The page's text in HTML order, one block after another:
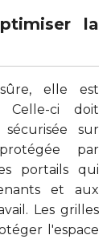
la
elle est
Celle-ci doit
sur
par
portails qui
et aux
Les grilles
l'espace